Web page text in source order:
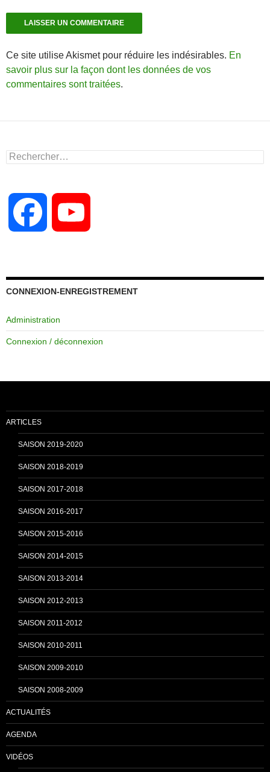
Ce site utilise Akismet pour réduire les indésirables. En
savoir plus sur la façon dont les données de vos
commentaires sont traitées.
Rechercher :
c
o
u
h
n
CONNEXION-ENREGISTREMENT
Administration
Connexion / déconnexion
ARTICLES
SAISON 2019-2020
SAISON 2018-2019
SAISON 2017-2018
SAISON 2016-2017
SAISON 2015-2016
SAISON 2014-2015
SAISON 2013-2014
SAISON 2012-2013
SAISON 2011-2012
SAISON 2010-2011
SAISON 2009-2010
SAISON 2008-2009
ACTUALITÉS
AGENDA
VIDÉOS